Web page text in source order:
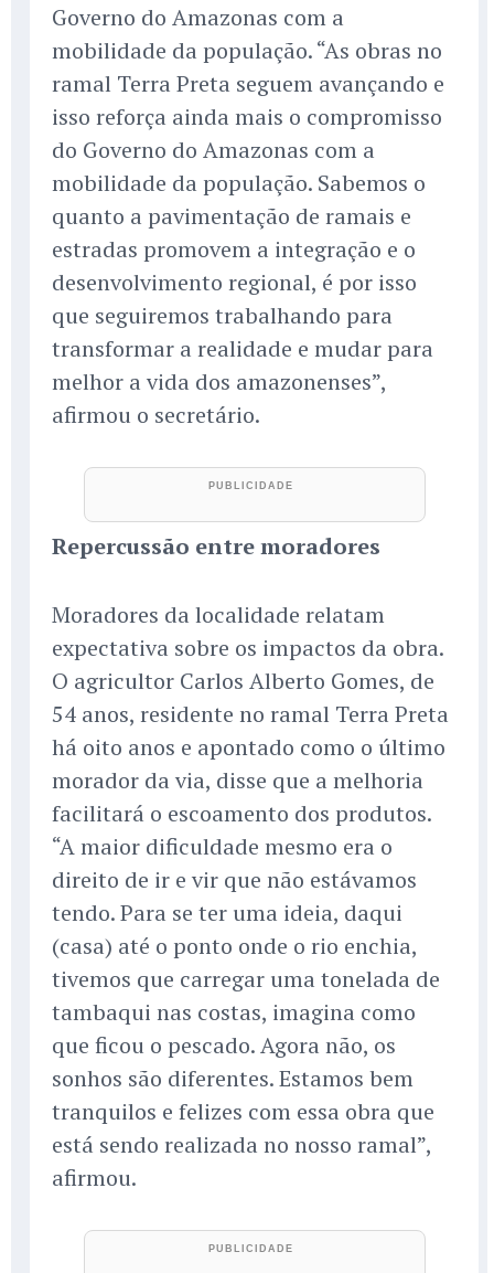
Governo do Amazonas com a
mobilidade da população. “As obras no
ramal Terra Preta seguem avançando e
isso reforça ainda mais o compromisso
do Governo do Amazonas com a
mobilidade da população. Sabemos o
quanto a pavimentação de ramais e
estradas promovem a integração e o
desenvolvimento regional, é por isso
que seguiremos trabalhando para
transformar a realidade e mudar para
melhor a vida dos amazonenses”,
afirmou o secretário.
Repercussão entre moradores
Moradores da localidade relatam
expectativa sobre os impactos da obra.
O agricultor Carlos Alberto Gomes, de
54 anos, residente no ramal Terra Preta
há oito anos e apontado como o último
morador da via, disse que a melhoria
facilitará o escoamento dos produtos.
“A maior dificuldade mesmo era o
direito de ir e vir que não estávamos
tendo. Para se ter uma ideia, daqui
(casa) até o ponto onde o rio enchia,
tivemos que carregar uma tonelada de
tambaqui nas costas, imagina como
que ficou o pescado. Agora não, os
sonhos são diferentes. Estamos bem
tranquilos e felizes com essa obra que
está sendo realizada no nosso ramal”,
afirmou.